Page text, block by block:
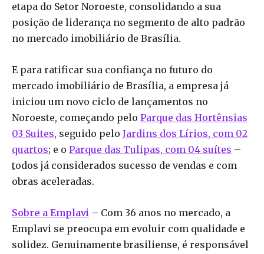
etapa do Setor Noroeste, consolidando a sua
posição de liderança no segmento de alto padrão
no mercado imobiliário de Brasília.
E para ratificar sua confiança no futuro do
mercado imobiliário de Brasília, a empresa já
iniciou um novo ciclo de lançamentos no
Noroeste, começando pelo Parque das Hortênsias
03 Suites, seguido pelo Jardins dos Lírios, com 02
quartos; e o Parque das Tulipas, com 04 suítes –
todos já considerados sucesso de vendas e com
obras aceleradas.
Sobre a Emplavi – Com 36 anos no mercado, a
Emplavi se preocupa em evoluir com qualidade e
solidez. Genuinamente brasiliense, é responsável